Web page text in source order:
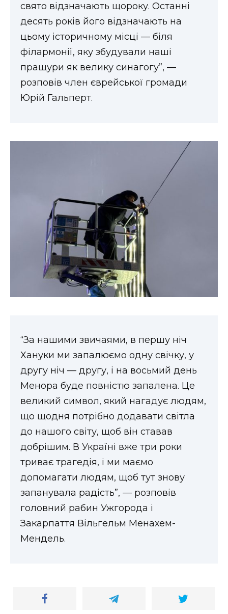
свято відзначають щороку. Останні
десять років його відзначають на
цьому історичному місці — біля
філармонії, яку збудували наші
пращури як велику синагогу”, —
розповів член єврейської громади
Юрій Гальперт.
“За нашими звичаями, в першу ніч
Хануки ми запалюємо одну свічку, у
другу ніч — другу, і на восьмий день
Менора буде повністю запалена. Це
великий символ, який нагадує людям,
що щодня потрібно додавати світла
до нашого світу, щоб він ставав
добрішим. В Україні вже три роки
триває трагедія, і ми маємо
допомагати людям, щоб тут знову
запанувала радість”, — розповів
головний рабин Ужгорода і
Закарпаття Вільгельм Менахем-
Мендель.